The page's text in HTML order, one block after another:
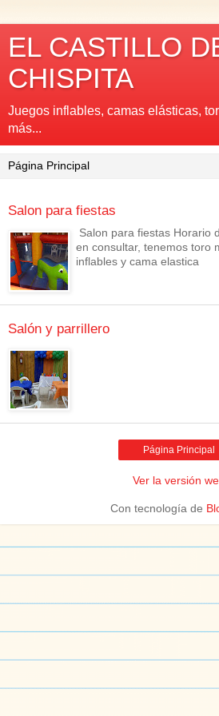
EL CASTILLO
CHISPITA
Juegos inflables, camas elásticas,
más...
Salon para fiestas
Salon para fiestas Horario
en consultar, tenemos toro
inflables y cama elastica
Salón y parrillero
Página Principal
Ver la versión
Con tecnología de